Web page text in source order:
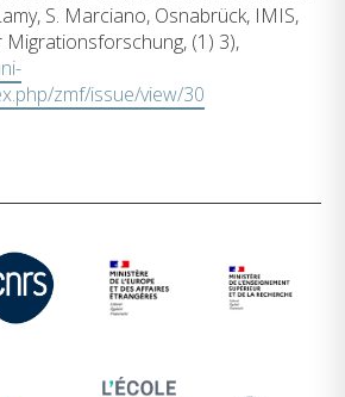
S. Marciano, Osnabrück, IMIS,
(1) 3),
zmf/issue/view/30